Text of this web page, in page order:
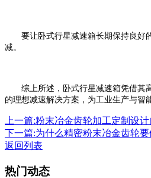
要让卧式行星减速箱长期保持良好的
减。
综上所述，卧式行星减速箱凭借其高
的理想减速解决方案，为工业生产与智
上一篇:粉末冶金齿轮加工定制设
下一篇:为什么精密粉末冶金齿轮要
返回列表
热门动态